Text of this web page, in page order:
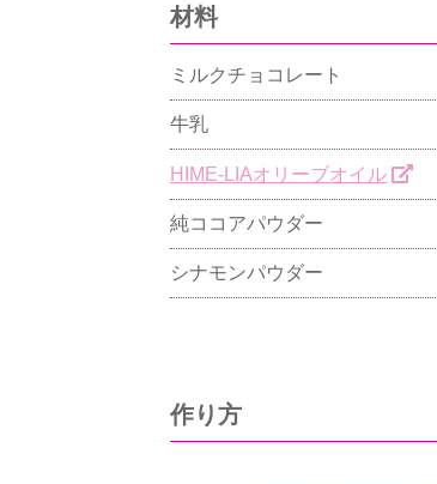
材料
ミルクチョコレート
牛乳
HIME-LIAオリーブオイル
純ココアパウダー
シナモンパウダー
作り方